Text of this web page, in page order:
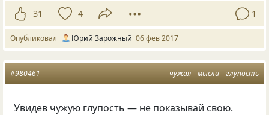
31 4 1
Опубликовал Юрий Зарожный 06 фев 2017
чужая мысли глупость
#980461
Увидев чужую глупость — не показывай свою.